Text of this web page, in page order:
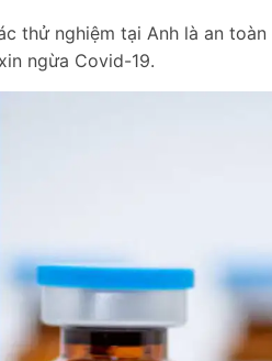
thử nghiệm tại Anh là an toàn
ngừa Covid-19.